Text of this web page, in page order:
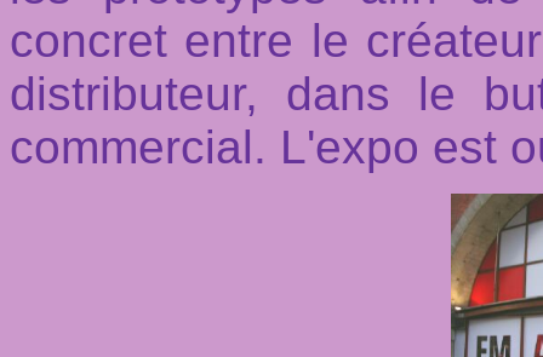
concret entre le
distributeur, dans le
commercial. L'expo est